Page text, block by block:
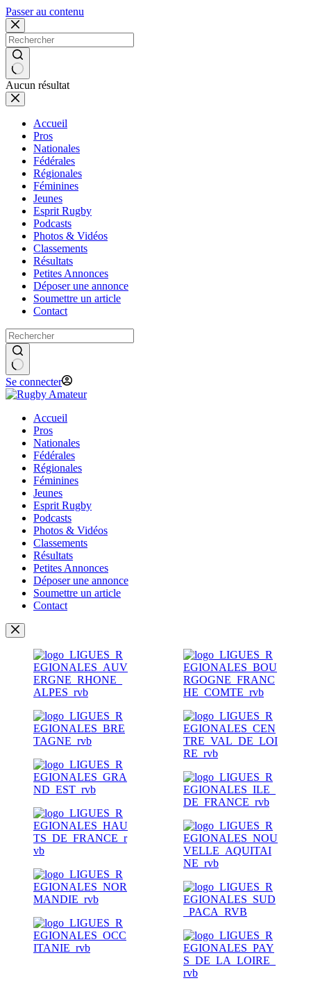
Passer au contenu
Aucun résultat
Accueil
Pros
Nationales
Fédérales
Régionales
Féminines
Jeunes
Esprit Rugby
Podcasts
Photos & Vidéos
Classements
Résultats
Petites Annonces
Déposer une annonce
Soumettre un article
Contact
Se connecter
Accueil
Pros
Nationales
Fédérales
Régionales
Féminines
Jeunes
Esprit Rugby
Podcasts
Photos & Vidéos
Classements
Résultats
Petites Annonces
Déposer une annonce
Soumettre un article
Contact